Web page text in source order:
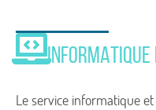
Le service informatique